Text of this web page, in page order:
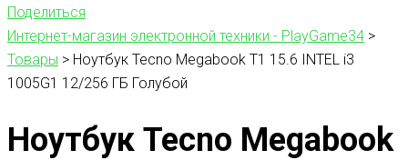
Поделиться
Интернет-магазин электронной техники - PlayGame34 >
Товары > Ноутбук Tecno Megabook T1 15.6 INTEL i3
1005G1 12/256 ГБ Голубой
Ноутбук Tecno Megabook